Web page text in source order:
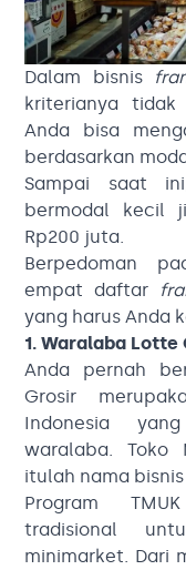
Dalam bisnis
kriterianya tidak
Anda bisa
berdasarkan
Sampai saat
bermodal kecil
Rp200 juta.
Berpedoman
empat daftar
yang harus Anda
1. Waralaba Lotte
Anda pernah
Grosir
Indonesia
waralaba. Toko
itulah nama bisnis
Program
tradisional
minimarket. Dari